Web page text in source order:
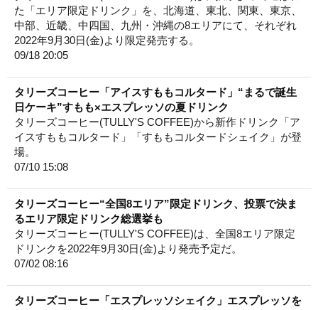
た「エリア限定ドリンク」を、北海道、東北、関東、東京、
中部、近畿、中四国、九州・沖縄の8エリアにて、それぞれ
2022年9月30日(金)より限定発売する。
09/18 20:05
タリーズコーヒー「アイスすももコルタード」“まるで誕生
日ケーキ”すもも×エスプレッソの夏ドリンク
タリーズコーヒー(TULLY'S COFFEE)から新作ドリンク「ア
イスすももコルタード」「すももコルタードシェイク」が登
場。
07/10 15:08
タリーズコーヒー“全国8エリア”限定ドリンク、投票で決ま
るエリア限定ドリンク総選挙も
タリーズコーヒー(TULLY'S COFFEE)は、全国8エリア限定
ドリンクを2022年9月30日(金)より発売予定だ。
07/02 08:16
タリーズコーヒー「エスプレッソシェイク」エスプレッソを